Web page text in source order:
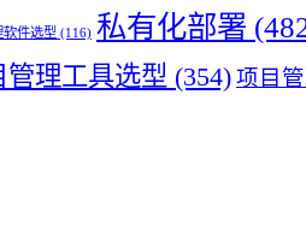
软件选型 (116) 私有化部署
管理工具选型 (354) 项目